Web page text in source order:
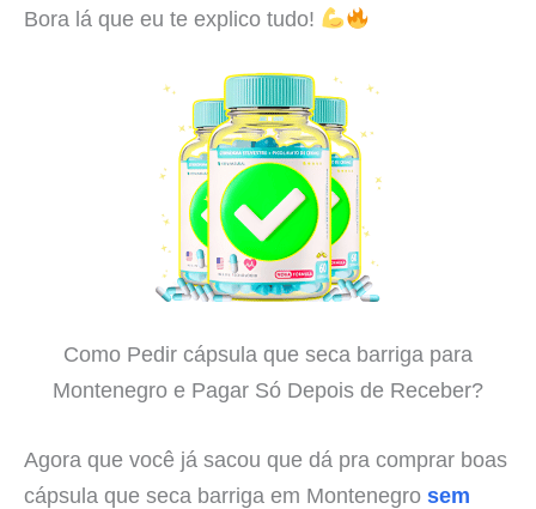
Bora lá que eu te explico tudo!
Como Pedir cápsula que seca barriga para
Montenegro e Pagar Só Depois de Receber?
Agora que você já sacou que dá pra comprar boas
cápsula que seca barriga em Montenegro sem